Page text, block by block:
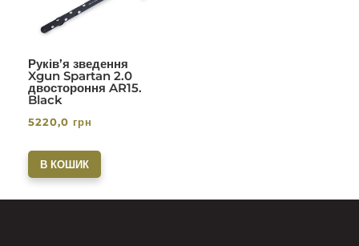
Руків’я зведення
Xgun Spartan 2.0
двостороння AR15.
Black
5220,0 грн
В КОШИК